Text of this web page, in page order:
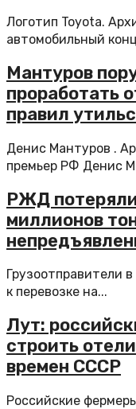
Логотип Toyota.
автомобильный
Мантуров
проработать
правил
Денис Мантуров .
премьер РФ Денис
РЖД потеряли
миллионов
Грузоотправители
к перевозке на...
Лут:
строить
времен СССР
Российские